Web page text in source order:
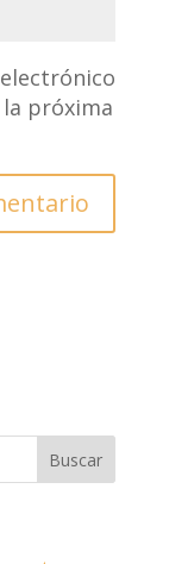
próxima